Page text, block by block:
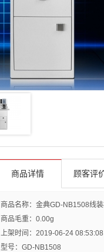
商品详情 顾客评
商品名称：金典GD-NB1508线
商品毛重： 0.00g
上架时间：2019-06-24 08:53:08
型号：GD-NB1508